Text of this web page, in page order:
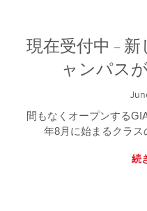
現在受付中 –
ャンパス
間もなくオープンする
年8月に始まるクラス
続